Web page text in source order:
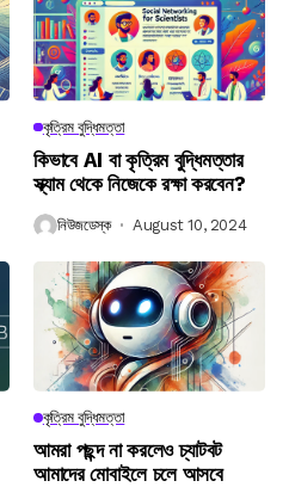
কৃত্রিম বুদ্ধিমত্তা
কিভাবে AI বা কৃত্রিম বুদ্ধিমত্তার
স্ক্যাম থেকে নিজেকে রক্ষা করবেন?
নিউজডেস্ক August 10, 2024
কৃত্রিম বুদ্ধিমত্তা
আমরা পছন্দ না করলেও চ্যাটবট
আমাদের মোবাইলে চলে আসবে